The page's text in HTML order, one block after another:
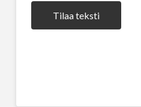
Tilaa teksti